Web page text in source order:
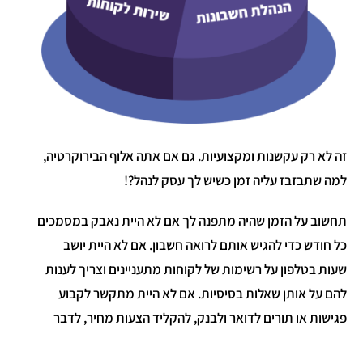
זה לא רק עקשנות ומקצועיות. גם אם אתה אלוף הבירוקרטיה,
למה שתבזבז עליה זמן כשיש לך עסק לנהל?!
תחשוב על הזמן שהיה מתפנה לך אם לא היית נאבק במסמכים
כל חודש כדי להגיש אותם לרואה חשבון. אם לא היית יושב
שעות בטלפון על רשימות של לקוחות מתעניינים וצריך לענות
להם על אותן שאלות בסיסיות. אם לא היית מתקשר לקבוע
פגישות או תורים לדואר ולבנק, להקליד הצעות מחיר, לדבר